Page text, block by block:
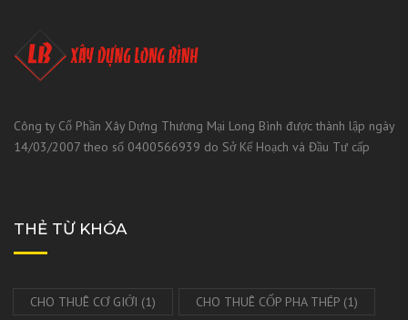
Công ty Cổ Phần Xây Dựng Thương Mại Long Bình được thành lập ngày
14/03/2007 theo số 0400566939 do Sở Kế Hoạch và Đầu Tư cấp
THẺ TỪ KHÓA
CHO THUÊ CƠ GIỚI (1) CHO THUÊ CỐP PHA THÉP (1)